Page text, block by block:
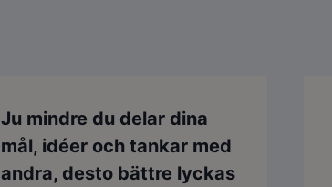
Ju mindre du delar dina
mål, idéer och tankar med
andra, desto bättre lyckas